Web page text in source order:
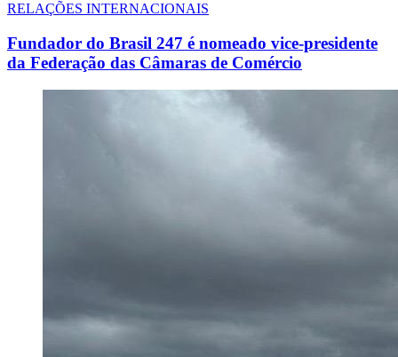
RELAÇÕES INTERNACIONAIS
Fundador do Brasil 247 é nomeado vice-presidente
da Federação das Câmaras de Comércio